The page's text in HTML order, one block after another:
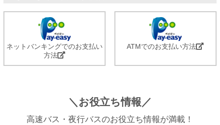
ネットバンキングでのお支払い
方法
ATMでのお支払い方法
＼お役立ち情報／
高速バス・夜行バスのお役立ち情報が満載！